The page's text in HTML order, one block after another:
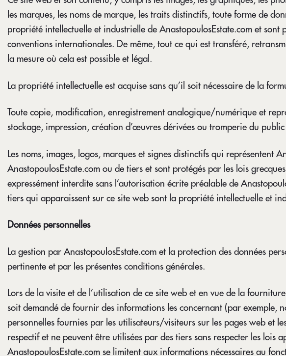
les marques, les noms de marque, les traits distinctifs, toute forme de
propriété intellectuelle et industrielle de AnastopoulosEstate.com et
conventions internationales. De même, tout ce qui est transféré,
la mesure où cela est possible et légal.
La propriété intellectuelle est acquise sans qu’il soit nécessaire de la
Toute copie, modification, enregistrement analogique/numérique et
stockage, impression, création d’œuvres dérivées ou tromperie du
Les noms, images, logos, marques et signes distinctifs qui représentent
AnastopoulosEstate.com ou de tiers et sont protégés par les lois
expressément interdite sans l’autorisation écrite préalable de
tiers qui apparaissent sur ce site web sont la propriété intellectuelle et
Données personnelles
La gestion par AnastopoulosEstate.com et la protection des données
pertinente et par les présentes conditions générales.
Lors de la visite et de l’utilisation de ce site web et en vue de la
soit demandé de fournir des informations les concernant (par exemple,
personnelles fournies par les utilisateurs/visiteurs sur les pages web et
respectif et ne peuvent être utilisées par des tiers sans respecter les lois
AnastopoulosEstate.com se limitent aux informations nécessaires au